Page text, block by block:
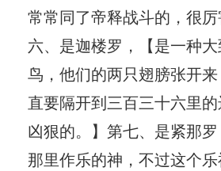
常常同了帝释战斗的，很
六、是迦楼罗，【是一种
鸟，他们的两只翅膀张开来
直要隔开到三百三十六里
凶狠的。】第七、是紧那
那里作乐的神，不过这个